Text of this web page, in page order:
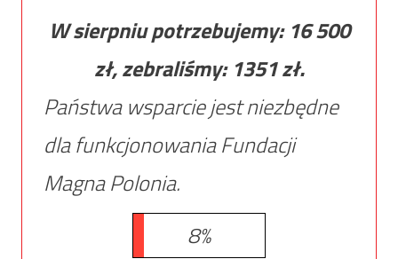
W sierpniu potrzebujemy: 16 500
zł, zebraliśmy: 1351zł.
Państwa wsparcie jest niezbędne
dla funkcjonowania Fundacji
Magna Polonia.
8%